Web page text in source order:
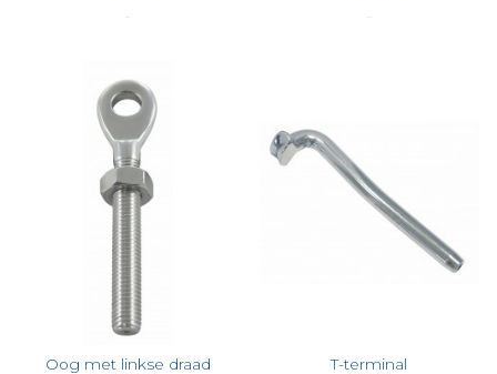
Oog met linkse draad T-terminal